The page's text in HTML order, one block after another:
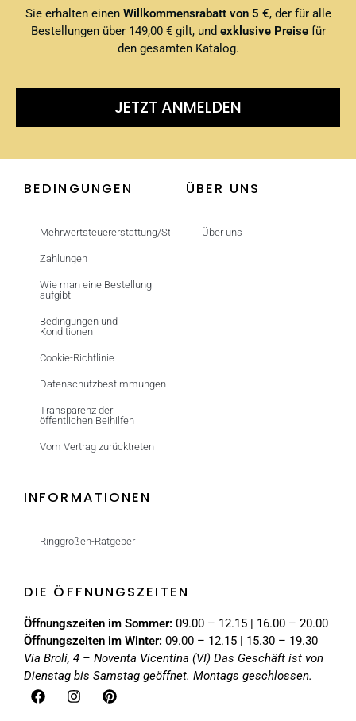
Sie erhalten einenWillkommensrabatt von 5 €, der für alle
Bestellungen über 149,00 € gilt, und exklusive Preisefür
den gesamten Katalog.
JETZT ANMELDEN
BEDINGUNGEN
Mehrwertsteuererstattung/Steuerfrei
Zahlungen
Wie man eine Bestellung
aufgibt
Bedingungen und
Konditionen
Cookie-Richtlinie
Datenschutzbestimmungen
Transparenz der
öffentlichen Beihilfen
Vom Vertrag zurücktreten
ÜBER UNS
Über uns
INFORMATIONEN
Ringgrößen-Ratgeber
DIE ÖFFNUNGSZEITEN
Öffnungszeiten im Sommer: 09.00 – 12.15 | 16.00 – 20.00
Öffnungszeiten im Winter: 09.00 – 12.15 | 15.30 – 19.30
Via Broli, 4 – Noventa Vicentina (VI) Das Geschäft ist von
Dienstag bis Samstag geöffnet. Montags geschlossen.